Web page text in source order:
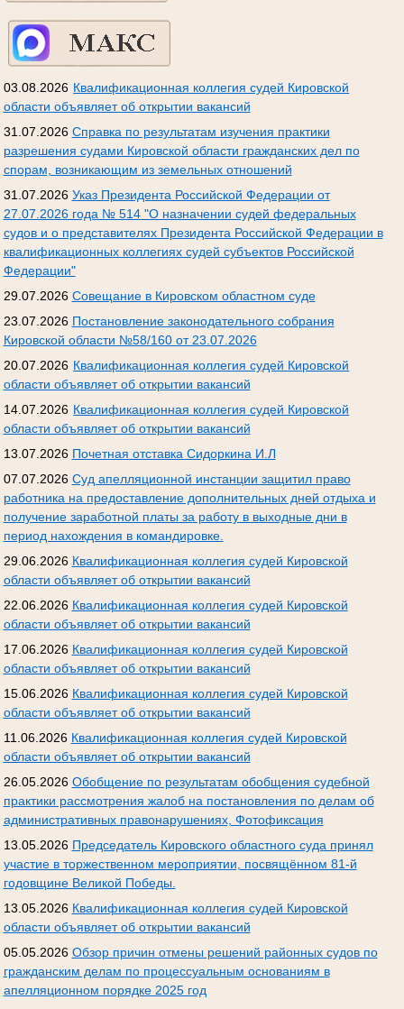
03.08.2026 Квалификационная коллегия судей Кировской
области объявляет об открытии вакансий
31.07.2026 Справка по результатам изучения практики
разрешения судами Кировской области гражданских дел по
спорам, возникающим из земельных отношений
31.07.2026 Указ Президента Российской Федерации от
27.07.2026 года № 514 "О назначении судей федеральных
судов и о представителях Президента Российской Федерации в
квалификационных коллегиях судей субъектов Российской
Федерации"
29.07.2026 Совещание в Кировском областном суде
23.07.2026 Постановление законодательного собрания
Кировской области №58/160 от 23.07.2026
20.07.2026 Квалификационная коллегия судей Кировской
области объявляет об открытии вакансий
14.07.2026 Квалификационная коллегия судей Кировской
области объявляет об открытии вакансий
13.07.2026 Почетная отставка Сидоркина И.Л
07.07.2026 Суд апелляционной инстанции защитил право
работника на предоставление дополнительных дней отдыха и
получение заработной платы за работу в выходные дни в
период нахождения в командировке.
29.06.2026 Квалификационная коллегия судей Кировской
области объявляет об открытии вакансий
22.06.2026 Квалификационная коллегия судей Кировской
области объявляет об открытии вакансий
17.06.2026 Квалификационная коллегия судей Кировской
области объявляет об открытии вакансий
15.06.2026 Квалификационная коллегия судей Кировской
области объявляет об открытии вакансий
11.06.2026 Квалификационная коллегия судей Кировской
области объявляет об открытии вакансий
26.05.2026 Обобщение по результатам обобщения судебной
практики рассмотрения жалоб на постановления по делам об
административных правонарушениях, Фотофиксация
13.05.2026 Председатель Кировского областного суда принял
участие в торжественном мероприятии, посвящённом 81-й
годовщине Великой Победы.
13.05.2026 Квалификационная коллегия судей Кировской
области объявляет об открытии вакансий
05.05.2026 Обзор причин отмены решений районных судов по
гражданским делам по процессуальным основаниям в
апелляционном порядке 2025 год